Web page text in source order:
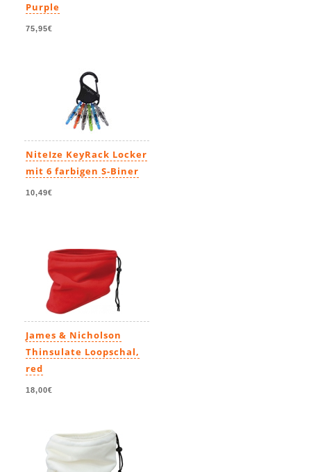
Purple
75,95€
NiteIze KeyRack Locker
mit 6 farbigen S-Biner
10,49€
James & Nicholson
Thinsulate Loopschal,
red
18,00€